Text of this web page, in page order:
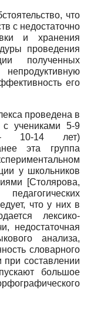
что
с недостаточно
и хранения
проведения
полученных
его
проведена в
учениками 5-9
10-14 лет)
эта группа
у школьников
[Столярова,
что у них в
лексико-
недостаточная
анализа,
словарного
при составлении
большое